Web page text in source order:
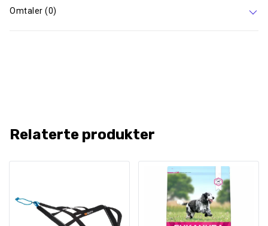
Omtaler (0)
Relaterte produkter